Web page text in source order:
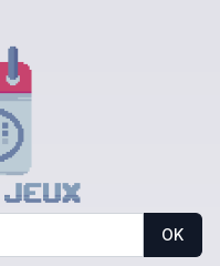
OK